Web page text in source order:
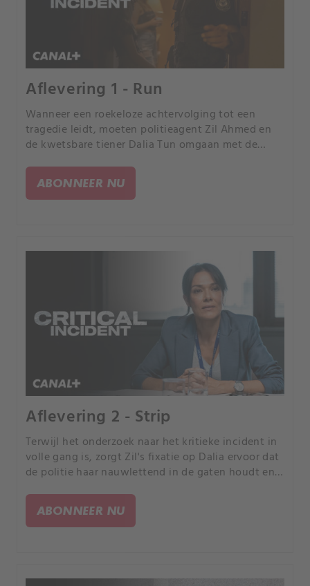
Aflevering 1 - Run
Wanneer een roekeloze achtervolging tot een
tragedie leidt, moeten politieagent Zil Ahmed en
de kwetsbare tiener Dalia Tun omgaan met de
ABONNEER NU
Aflevering 2 - Strip
Terwijl het onderzoek naar het kritieke incident in
volle gang is, zorgt Zil's fixatie op Dalia ervoor dat
de politie haar nauwlettend in de gaten houdt en
ABONNEER NU